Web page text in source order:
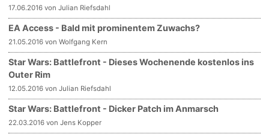
17.06.2016 von Julian Riefsdahl
EA Access - Bald mit prominentem Zuwachs?
21.05.2016 von Wolfgang Kern
Star Wars: Battlefront - Dieses Wochenende kostenlos ins
Outer Rim
12.05.2016 von Julian Riefsdahl
Star Wars: Battlefront - Dicker Patch im Anmarsch
22.03.2016 von Jens Kopper